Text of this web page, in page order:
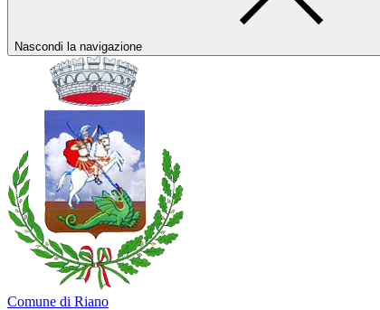
Nascondi la navigazione
Comune di Riano